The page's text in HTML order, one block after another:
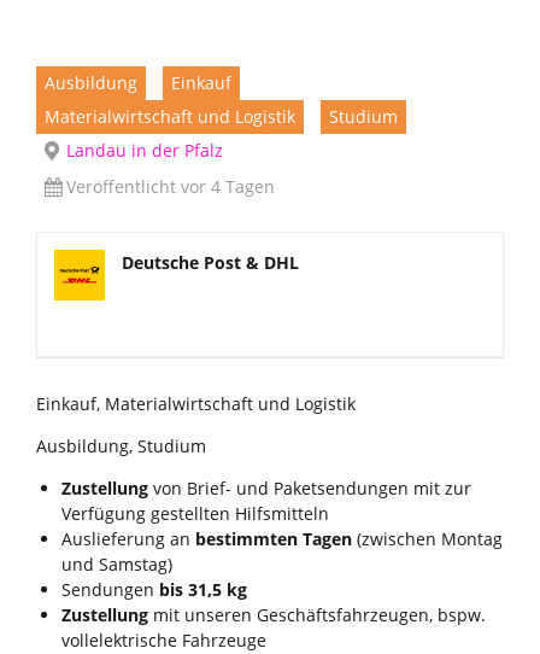
Ausbildung
Einkauf
Materialwirtschaft und Logistik
Studium
Landau in der Pfalz
Veröffentlicht vor 4 Tagen
Deutsche Post & DHL
Einkauf, Materialwirtschaft und Logistik
Ausbildung, Studium
Zustellung von Brief- und Paketsendungen mit zur
Verfügung gestellten Hilfsmitteln
Auslieferung an bestimmten Tagen (zwischen Montag
und Samstag)
Sendungen bis 31,5 kg
Zustellung mit unseren Geschäftsfahrzeugen, bspw.
vollelektrische Fahrzeuge